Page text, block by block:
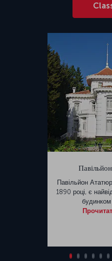
Павільйон
1890 році, є
будинком